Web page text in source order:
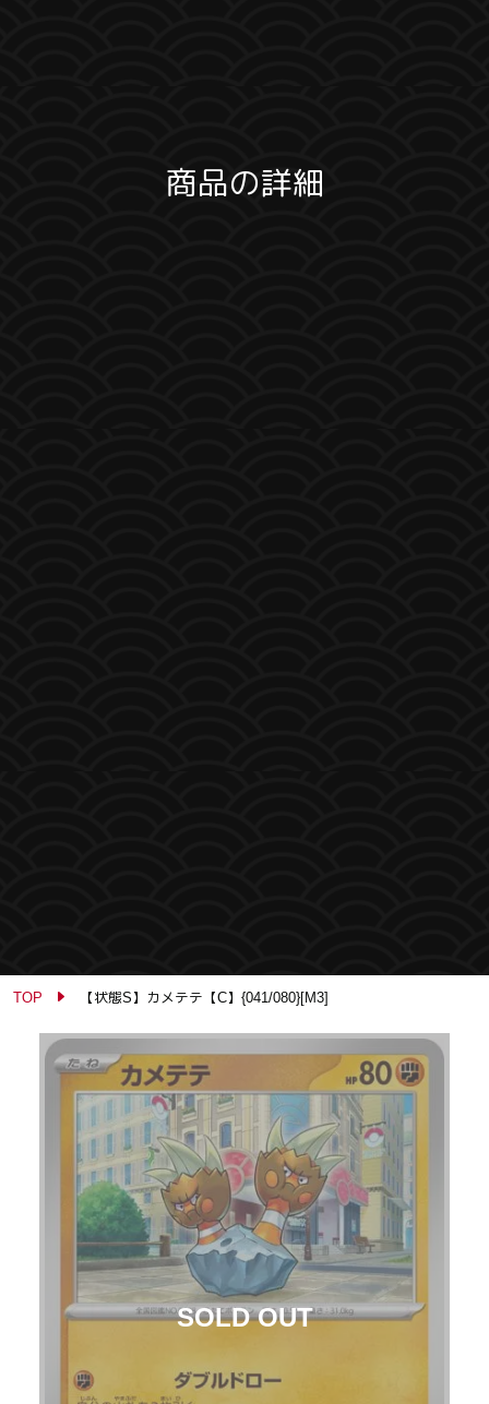
商品の詳細
TOP 【状態S】カメテテ【C】{041/080}[M3]